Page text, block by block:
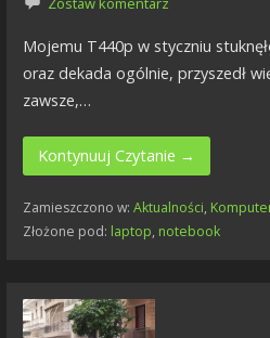
Mojemu T440p w styczniu
oraz dekada ogólnie, przyszedł
zawsze,…
Kontynuuj Czytanie →
Zamieszczono w: Aktualności,
Złożone pod: laptop, notebook